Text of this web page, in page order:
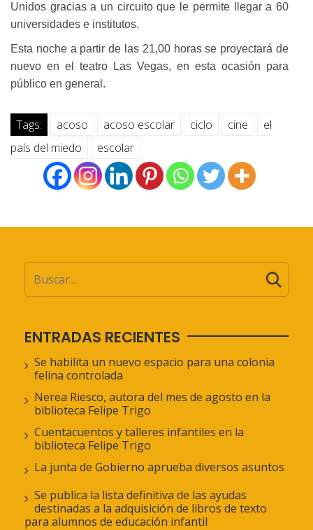
Unidos gracias a un circuito que le permite llegar a 60
universidades e institutos.
Esta noche a partir de las 21,00 horas se proyectará de
nuevo en el teatro Las Vegas, en esta ocasión para
público en general.
Tags: acoso acoso escolar ciclo cine
el
país del miedo
escolar
ENTRADAS RECIENTES
Se habilita un nuevo espacio para una colonia
felina controlada
Nerea Riesco, autora del mes de agosto en la
biblioteca Felipe Trigo
Cuentacuentos y talleres infantiles en la
biblioteca Felipe Trigo
La junta de Gobierno aprueba diversos asuntos
Se publica la lista definitiva de las ayudas
destinadas a la adquisición de libros de texto
para alumnos de educación infantil